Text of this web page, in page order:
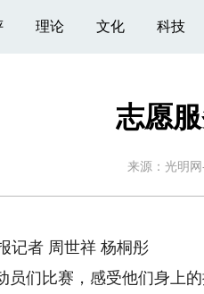
理论 文化 科技
志愿
来源： 光明网
者 周世祥 杨桐彤
们比赛，感受他们身上的